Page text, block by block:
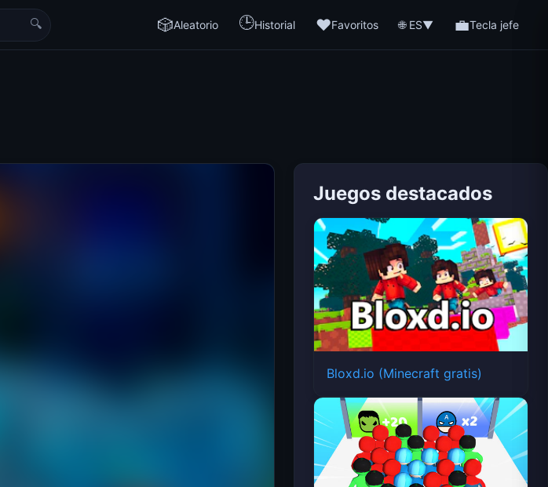
🔍 🎲Aleatorio 🕒Historial ❤️Favoritos 🌐 ES▼ 💼Tecla jefe
Juegos destacados
Bloxd.io (Minecraft gratis)